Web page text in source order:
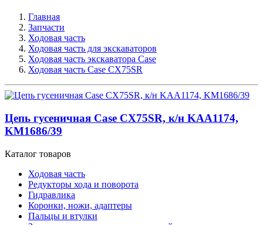
Главная
Запчасти
Ходовая часть
Ходовая часть для экскаваторов
Ходовая часть экскаватора Case
Ходовая часть Case CX75SR
Цепь гусеничная Case CX75SR, к/н KAA1174,
KM1686/39
Каталог товаров
Ходовая часть
Редукторы хода и поворота
Гидравлика
Коронки, ножи, адаптеры
Пальцы и втулки